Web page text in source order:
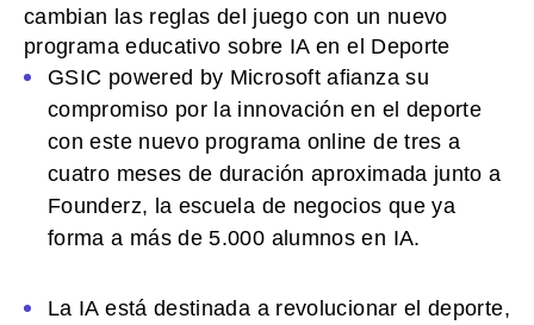
cambian las reglas del juego con un nuevo
programa educativo sobre IA en el Deporte
GSIC powered by Microsoft afianza su
compromiso por la innovación en el deporte
con este nuevo programa online de tres a
cuatro meses de duración aproximada junto a
Founderz, la escuela de negocios que ya
forma a más de 5.000 alumnos en IA.
La IA está destinada a revolucionar el deporte,